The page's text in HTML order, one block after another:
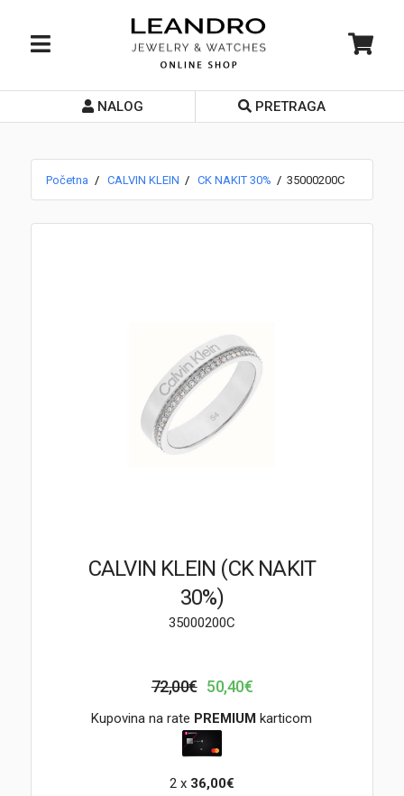
Početna
Prodavnice
NALOG PRETRAGA
Početna CALVIN KLEIN CK NAKIT 30% 35000200C
CALVIN KLEIN (CK NAKIT
30%)
35000200C
72,00€ 50,40€
Kupovina na rate PREMIUM karticom
2 x 36,00€